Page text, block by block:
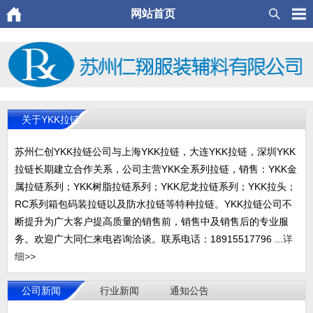
网站首页
关于YKK拉链
苏州仁创YKK拉链公司与上海YKK拉链，大连YKK拉链，深圳YKK
拉链长期建立合作关系，公司主营YKK全系列拉链，销售：YKK金
属拉链系列；YKK树脂拉链系列；YKK尼龙拉链系列；YKK拉头；
RC系列箱包码装拉链以及防水拉链等特种拉链。YKK拉链公司不
断提升为广大客户提高质量的销售前，销售中及销售后的专业服
务。欢迎广大同仁来电咨询洽谈。联系电话：18915517796 ... 详
细>>
公司新闻 行业新闻 通知公告